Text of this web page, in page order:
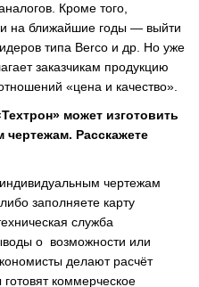
Кроме того,
на ближайшие годы — выйти
типа Berco и др. Но уже
заказчикам продукцию
«цена и качество».
может изготовить
Расскажете
чертежам
заполняете карту
служба
о возможности или
делают расчёт
коммерческое